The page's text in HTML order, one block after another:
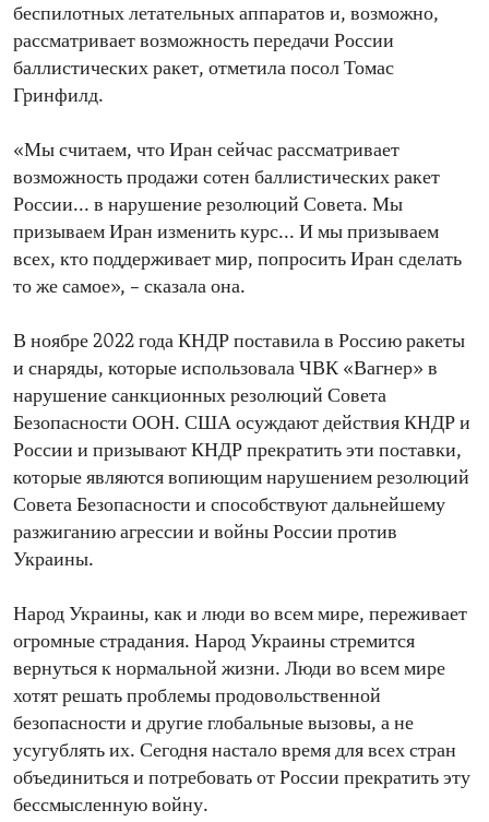
беспилотных летательных аппаратов и, возможно,
рассматривает возможность передачи России
баллистических ракет, отметила посол Томас
Гринфилд.
«Мы считаем, что Иран сейчас рассматривает
возможность продажи сотен баллистических ракет
России... в нарушение резолюций Совета. Мы
призываем Иран изменить курс... И мы призываем
всех, кто поддерживает мир, попросить Иран сделать
то же самое», – сказала она.
В ноябре 2022 года КНДР поставила в Россию ракеты
и снаряды, которые использовала ЧВК «Вагнер» в
нарушение санкционных резолюций Совета
Безопасности ООН. США осуждают действия КНДР и
России и призывают КНДР прекратить эти поставки,
которые являются вопиющим нарушением резолюций
Совета Безопасности и способствуют дальнейшему
разжиганию агрессии и войны России против
Украины.
Народ Украины, как и люди во всем мире, переживает
огромные страдания. Народ Украины стремится
вернуться к нормальной жизни. Люди во всем мире
хотят решать проблемы продовольственной
безопасности и другие глобальные вызовы, а не
усугублять их. Сегодня настало время для всех стран
объединиться и потребовать от России прекратить эту
бессмысленную войну.